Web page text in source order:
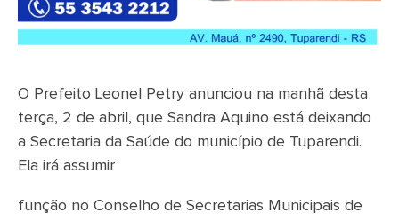
O Prefeito Leonel Petry anunciou na manhã desta
terça, 2 de abril, que Sandra Aquino está deixando
a Secretaria da Saúde do município de Tuparendi.
Ela irá assumir
função no Conselho de Secretarias Municipais de